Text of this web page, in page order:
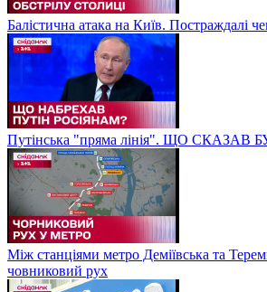
Балістична атака на Київ. Постраждалі
Путінська "пряма лінія". ЩО СКАЗАВ
Між станціями метро Деміївська та
човниковий рух